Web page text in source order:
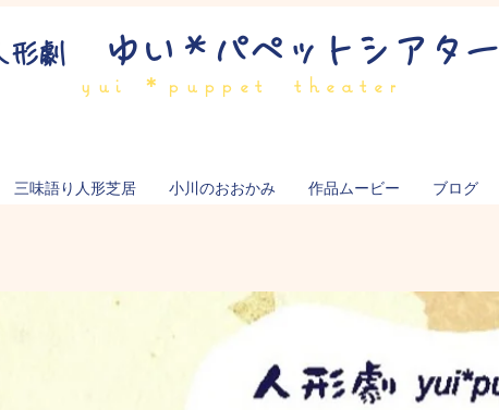
形劇 ゆい＊パペットシアター
yui ＊puppet theater
三味語り人形芝居 小川のおおかみ 作品ムービー ブログ